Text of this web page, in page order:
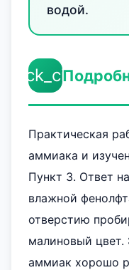
водой.
Практическая
аммиака и
Пункт 3. Ответ
влажной
отверстию
малиновый цвет.
аммиак хорошо